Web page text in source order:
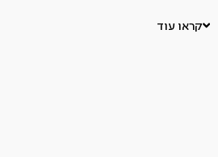
המשחזתולמשוך לכיוון המשחיז ולא להיפך.קראו עוד